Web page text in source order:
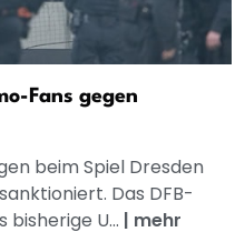
Fans gegen
beim Spiel Dresden
Das DFB-
U... | mehr